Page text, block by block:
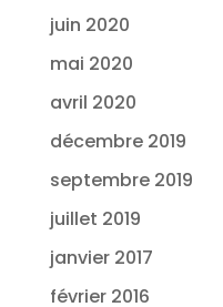
juin 2020
mai 2020
avril 2020
décembre 2019
septembre 2019
juillet 2019
janvier 2017
février 2016